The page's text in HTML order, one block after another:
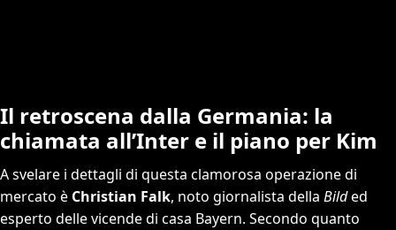
Il retroscena dalla Germania: la
chiamata all’Inter e il piano per Kim
A svelare i dettagli di questa clamorosa operazione di
mercato è Christian Falk, noto giornalista della Bilded
esperto delle vicende di casa Bayern. Secondo quanto